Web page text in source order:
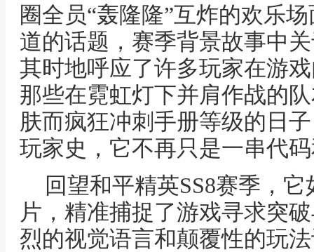
圈全员“轰隆隆”互炸的欢乐
道的话题，赛季背景故事中
其时地呼应了许多玩家在游
那些在霓虹灯下并肩作战的
肤而疯狂冲刺手册等级的日
玩家史，它不再只是一串代
回望和平精英SS8赛季，
片，精准捕捉了游戏寻求突
烈的视觉语言和颠覆性的玩